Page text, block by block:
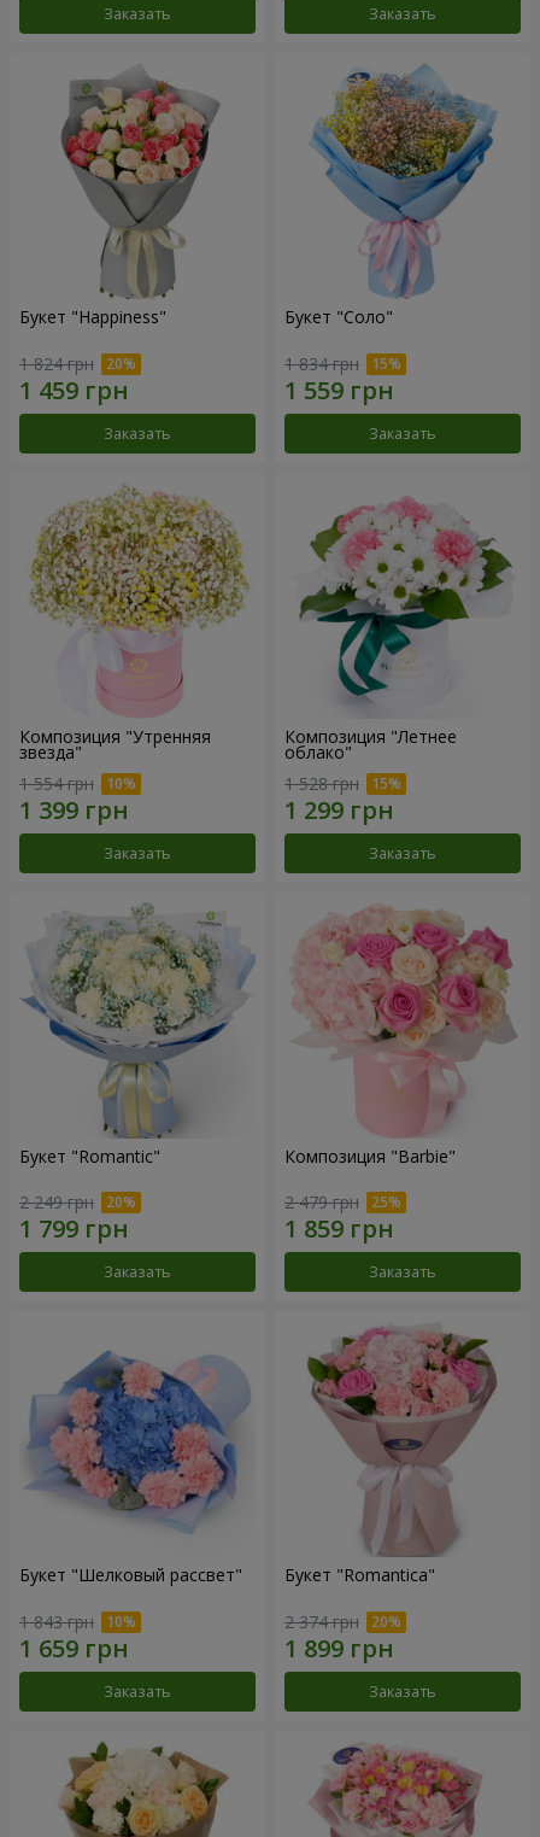
Заказать Заказать
Букет "Happiness"
1 824 грн
Заказать
Букет "Соло"
1 834 грн
Заказать
Композиция "Утренняя
звезда"
1 554 грн
Заказать
Композиция "Летнее
облако"
1 528 грн
Заказать
Букет "Romantic"
2 249 грн
Заказать
Композиция "Barbie"
2 479 грн
Заказать
Букет "Шелковый рассвет"
1 843 грн
Заказать
Букет "Romantica"
2 374 грн
Заказать